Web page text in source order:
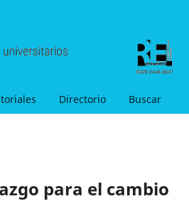
Directorio Buscar
para el cambio